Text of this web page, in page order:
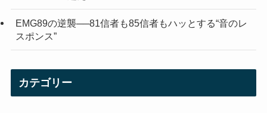
EMG89の逆襲──81信者も85信者もハッとする“音のレ
スポンス”
カテゴリー